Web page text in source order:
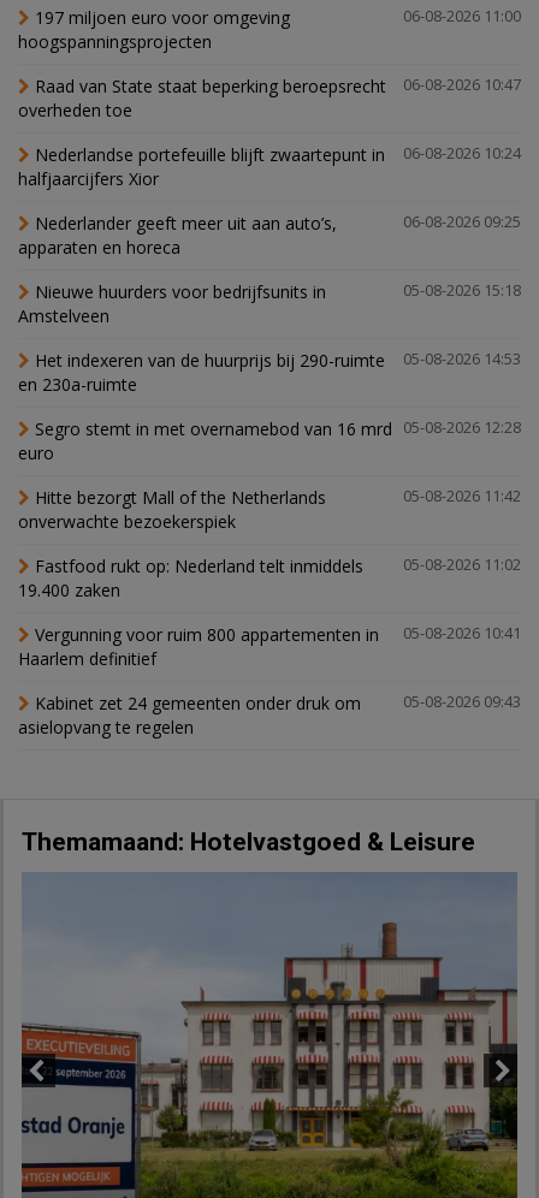
06-08-2026 11:00
197 miljoen euro voor omgeving
hoogspanningsprojecten
06-08-2026 10:47
Raad van State staat beperking beroepsrecht
overheden toe
06-08-2026 10:24
Nederlandse portefeuille blijft zwaartepunt in
halfjaarcijfers Xior
06-08-2026 09:25
Nederlander geeft meer uit aan auto’s,
apparaten en horeca
05-08-2026 15:18
Nieuwe huurders voor bedrijfsunits in
Amstelveen
05-08-2026 14:53
Het indexeren van de huurprijs bij 290-ruimte
en 230a-ruimte
05-08-2026 12:28
Segro stemt in met overnamebod van 16 mrd
euro
05-08-2026 11:42
Hitte bezorgt Mall of the Netherlands
onverwachte bezoekerspiek
05-08-2026 11:02
Fastfood rukt op: Nederland telt inmiddels
19.400 zaken
05-08-2026 10:41
Vergunning voor ruim 800 appartementen in
Haarlem definitief
05-08-2026 09:43
Kabinet zet 24 gemeenten onder druk om
asielopvang te regelen
Themamaand: Hotelvastgoed & Leisure
Next